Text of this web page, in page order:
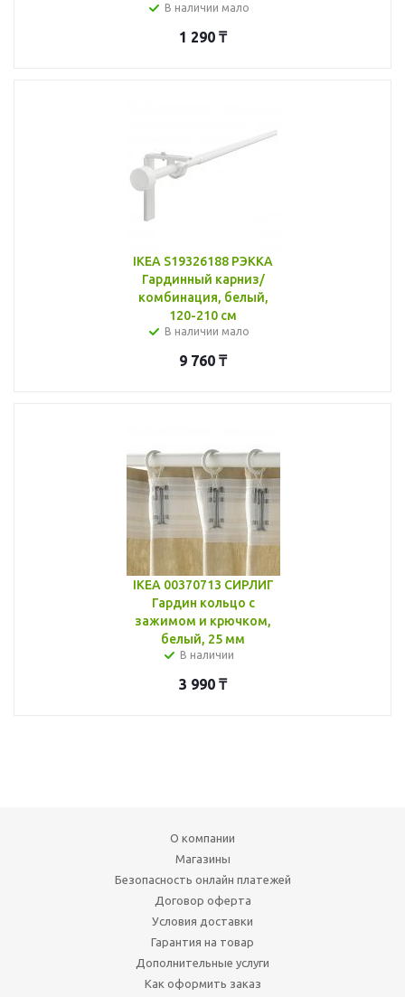
В наличии мало
1 290 ₸
IKEA S19326188 РЭККА
Гардинный карниз/
комбинация, белый,
120-210 см
В наличии мало
9 760 ₸
IKEA 00370713 СИРЛИГ
Гардин кольцо с
зажимом и крючком,
белый, 25 мм
В наличии
3 990 ₸
О компании
Магазины
Безопасность онлайн платежей
Договор оферта
Условия доставки
Гарантия на товар
Дополнительные услуги
Как оформить заказ